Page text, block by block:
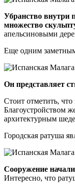
Убранство внутри
множество
апельсиновыми
Еще одним
Он представляет
Стоит отметить,
Благоустройством
архитектурным
Городская ратуша
Сооружение
Интересно, что